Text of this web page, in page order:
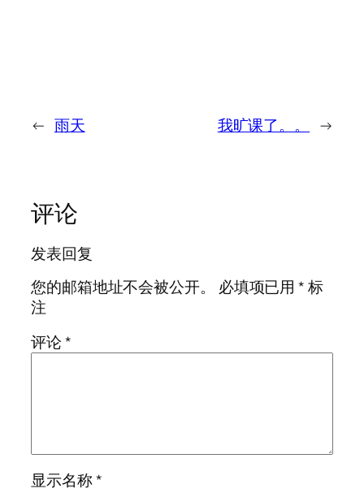
← 雨天 我旷课了。。 →
评论
发表回复
您的邮箱地址不会被公开。
必填项已用*标
注
评论*
显示名称*